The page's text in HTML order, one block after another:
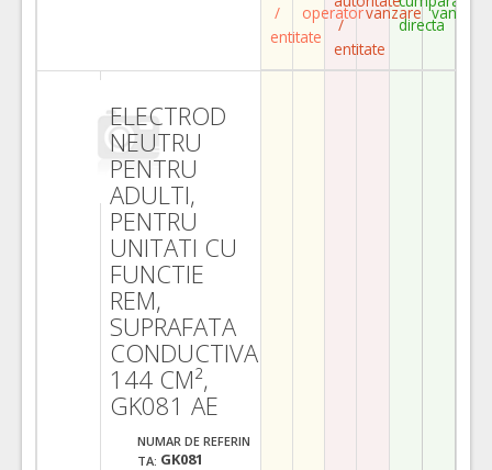
/
entitate
operator
/
entitate
vanzare
directa
vanzare
ELECTROD
NEUTRU
PENTRU
ADULTI,
PENTRU
UNITATI CU
FUNCTIE
REM,
SUPRAFATA
CONDUCTIVA
144 CM²,
GK081 AE
NUMAR DE REFERIN
TA: GK081